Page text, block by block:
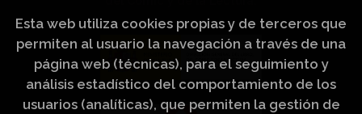
Esta web utiliza cookies propias y de terceros que
permiten al usuario la navegación a través de una
página web (técnicas), para el seguimiento y
análisis estadístico del comportamiento de los
usuarios (analíticas), que permiten la gestión de